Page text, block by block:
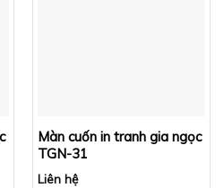
Màn cuốn in tranh gia ngọc
TGN-31
Liên hệ